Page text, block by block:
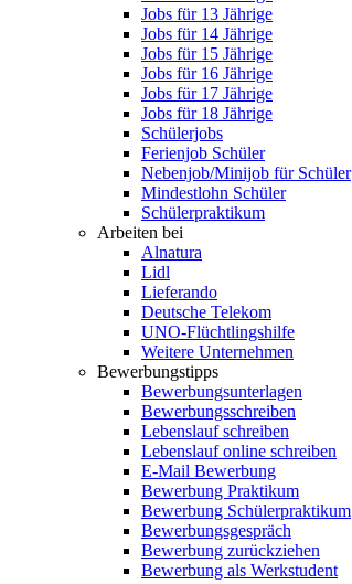
Jobs für 13 Jährige
Jobs für 14 Jährige
Jobs für 15 Jährige
Jobs für 16 Jährige
Jobs für 17 Jährige
Jobs für 18 Jährige
Schülerjobs
Ferienjob Schüler
Nebenjob/Minijob für Schüler
Mindestlohn Schüler
Schülerpraktikum
Arbeiten bei
Alnatura
Lidl
Lieferando
Deutsche Telekom
UNO-Flüchtlingshilfe
Weitere Unternehmen
Bewerbungstipps
Bewerbungsunterlagen
Bewerbungsschreiben
Lebenslauf schreiben
Lebenslauf online schreiben
E-Mail Bewerbung
Bewerbung Praktikum
Bewerbung Schülerpraktikum
Bewerbungsgespräch
Bewerbung zurückziehen
Bewerbung als Werkstudent